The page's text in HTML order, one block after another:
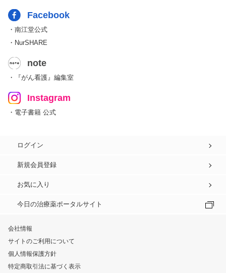
Facebook
・南江堂公式
・NurSHARE
note
・『がん看護』編集室
Instagram
・電子書籍 公式
ログイン
新規会員登録
お気に入り
今日の治療薬ポータルサイト
会社情報
サイトのご利用について
個人情報保護方針
特定商取引法に基づく表示